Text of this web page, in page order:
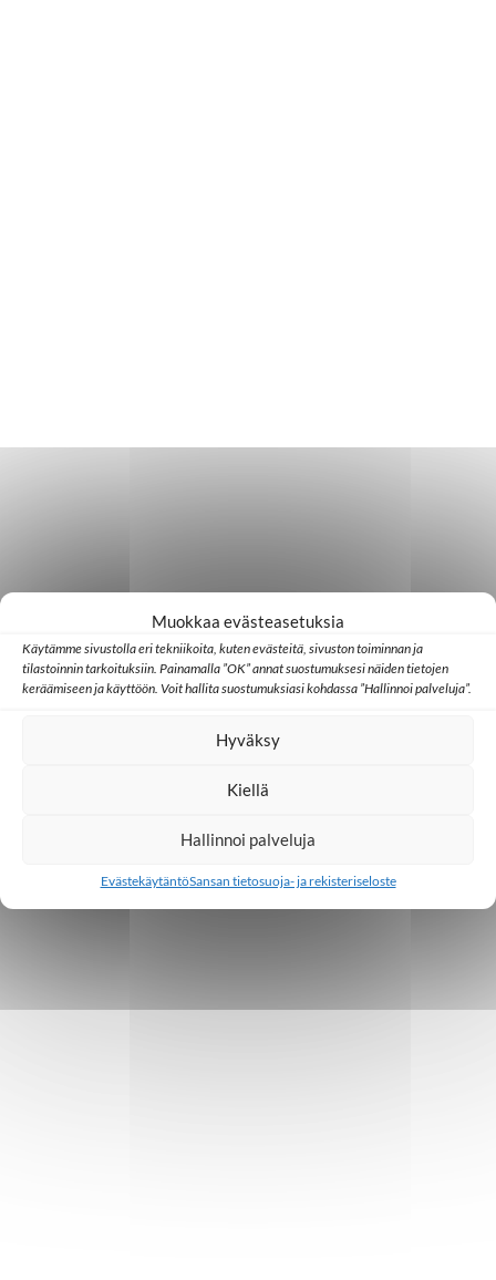
Muokkaa evästeasetuksia
Käytämme sivustolla eri tekniikoita, kuten evästeitä, sivuston toiminnan ja
tilastoinnin tarkoituksiin. Painamalla ”OK” annat suostumuksesi näiden tietojen
keräämiseen ja käyttöön. Voit hallita suostumuksiasi kohdassa ”Hallinnoi palveluja”.
Hyväksy
Kiellä
Hallinnoi palveluja
EvästekäytäntöSansan tietosuoja- ja rekisteriseloste